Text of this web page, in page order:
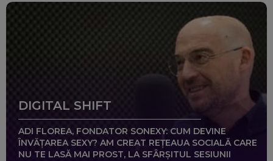
DIGITAL SHIFT
ADI FLOREA, FONDATOR SONEXY: CUM DEVINE
ÎNVĂȚAREA SEXY? AM CREAT REȚEAUA SOCIALĂ CARE
NU TE LASĂ MAI PROST, LA SFÂRȘITUL SESIUNII